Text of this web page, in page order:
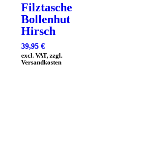
Filztasche
Bollenhut
Hirsch
39,95 €
excl. VAT, zzgl.
Versandkosten